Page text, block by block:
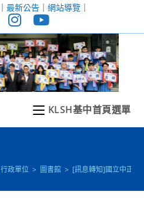
｜ 最新公告｜ 網站導覽｜
KLSH基中首頁選單
行政單位 > 圖書館 > [訊息轉知]國立中正